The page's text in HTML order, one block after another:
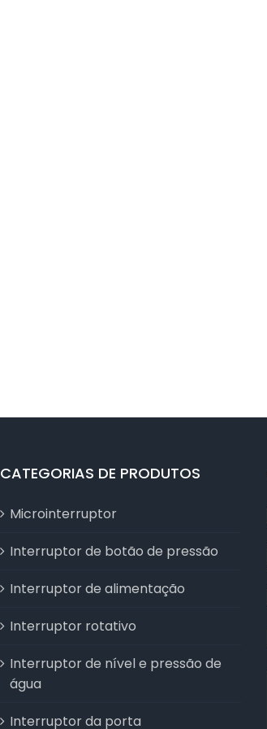
CATEGORIAS DE PRODUTOS
Microinterruptor
Interruptor de botão de pressão
Interruptor de alimentação
Interruptor rotativo
Interruptor de nível e pressão de
água
Interruptor da porta